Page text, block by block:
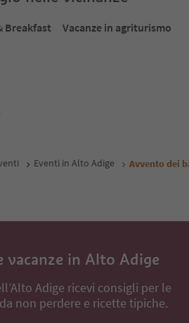
Breakfast
Vacanze in agriturismo
Eventi in Alto Adige Avvento dei
vacanze in Alto Adige
Adige ricevi consigli per le
non perdere e ricette tipiche.